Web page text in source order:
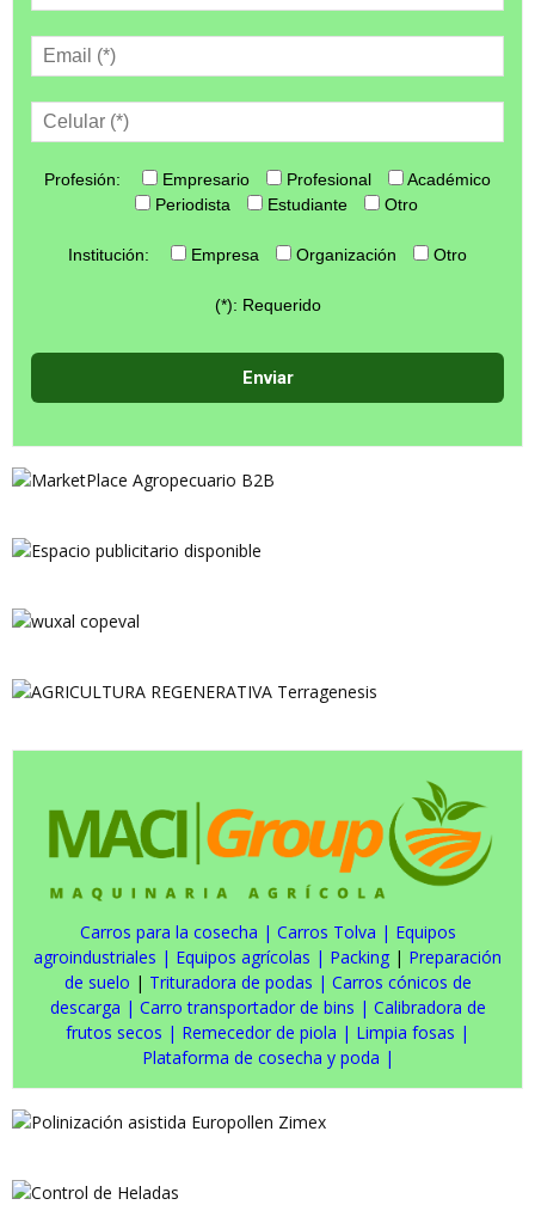
Profesión: Empresario Profesional
Académico
Periodista
Estudiante Otro
Institución: Empresa Organización Otro
(*): Requerido
Carros para la cosecha | Carros Tolva | Equipos
agroindustriales | Equipos agrícolas | Packing | Preparación
de suelo | Trituradora de podas | Carros cónicos de
descarga | Carro transportador de bins | Calibradora de
frutos secos | Remecedor de piola | Limpia fosas |
Plataforma de cosecha y poda |